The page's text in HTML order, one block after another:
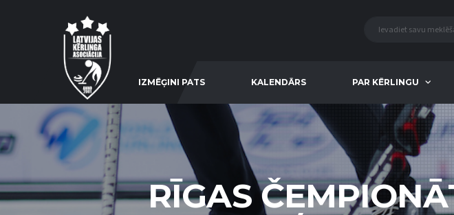
IZMĒĢINI PATS KALENDĀRS PAR KĒRLINGU
RĪGAS